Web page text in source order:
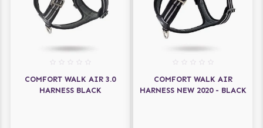
COMFORT WALK AIR 3.0
HARNESS BLACK
COMFORT WALK AIR
HARNESS NEW 2020 - BLACK